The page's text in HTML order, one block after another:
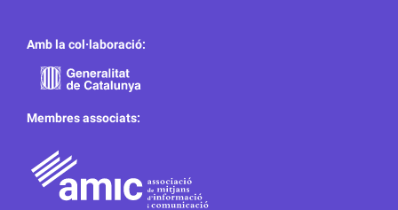
Amb la col·laboració:
Membres associats: